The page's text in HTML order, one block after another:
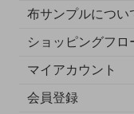
布サンプルについ
ショッピングフロ
マイアカウント
会員登録